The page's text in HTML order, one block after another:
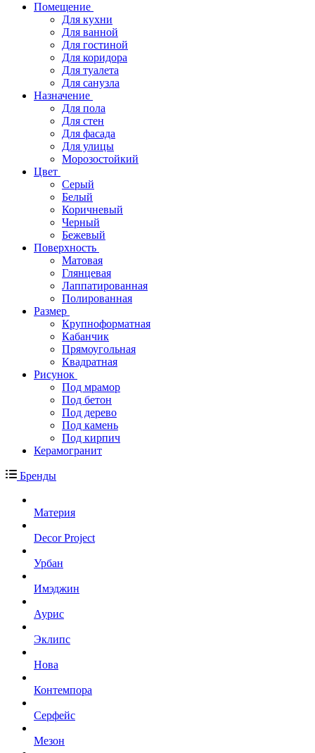
Помещение
Для кухни
Для ванной
Для гостиной
Для коридора
Для туалета
Для санузла
Назначение
Для пола
Для стен
Для фасада
Для улицы
Морозостойкий
Цвет
Серый
Белый
Коричневый
Черный
Бежевый
Поверхность
Матовая
Глянцевая
Лаппатированная
Полированная
Размер
Крупноформатная
Кабанчик
Прямоугольная
Квадратная
Рисунок
Под мрамор
Под бетон
Под дерево
Под камень
Под кирпич
Керамогранит
Бренды
Материя
Decor Project
Урбан
Имэджин
Аурис
Эклипс
Нова
Контемпора
Серфейс
Мезон